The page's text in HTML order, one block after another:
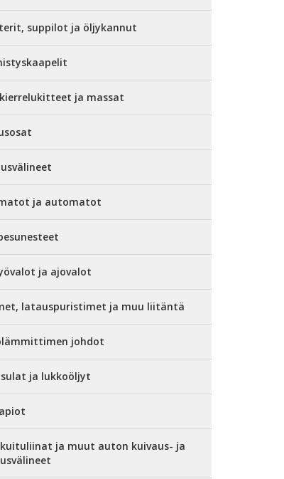
suppilot ja öljykannut
ja massat
ja automatot
ja ajovalot
latauspuristimet ja muu liitäntä
johdot
ja lukkoöljyt
ja muut auton kuivaus- ja